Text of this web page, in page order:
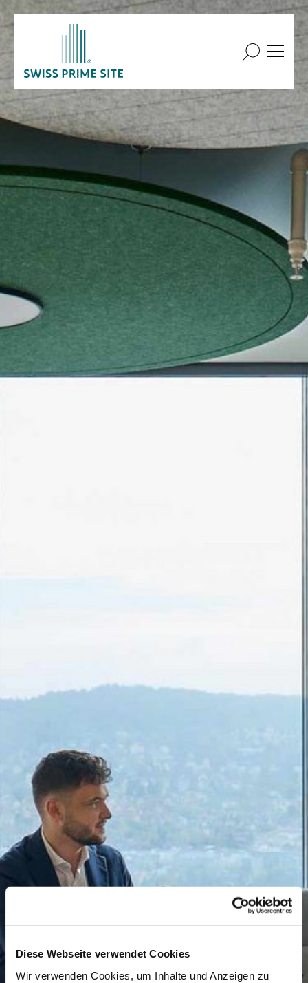
Diese Webseite verwendet Cookies
Wir verwenden Cookies, um Inhalte und Anzeigen zu